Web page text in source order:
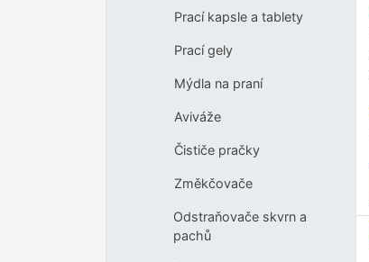
Prací kapsle a tablety
Prací gely
Mýdla na praní
Aviváže
Čističe pračky
Změkčovače
Odstraňovače skvrn a
pachů